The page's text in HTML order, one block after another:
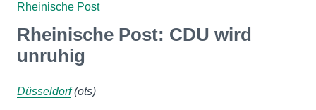
Rheinische Post
Rheinische Post: CDU wird
unruhig
Düsseldorf(ots)